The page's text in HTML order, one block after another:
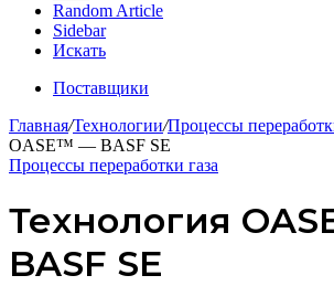
Random Article
Sidebar
Искать
Поставщики
Главная/Технологии/Процессы
OASE™ — BASF SE
Процессы переработки газа
Технология
BASF SE